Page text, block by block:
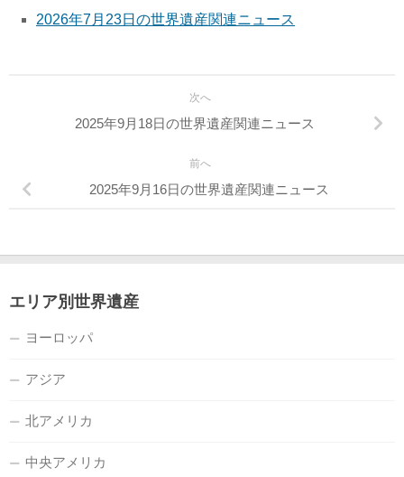
2026年7月23日の世界遺産関連ニュース
次へ
2025年9月18日の世界遺産関連ニュース
前へ
2025年9月16日の世界遺産関連ニュース
エリア別世界遺産
ヨーロッパ
アジア
北アメリカ
中央アメリカ